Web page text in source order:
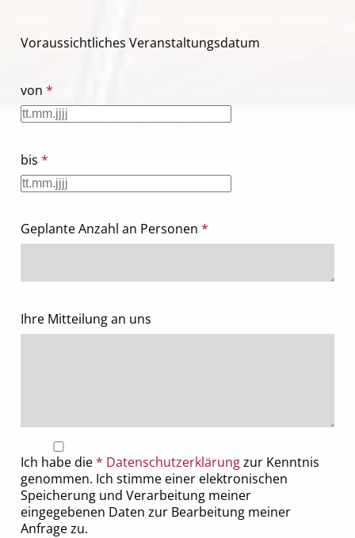
Voraussichtliches Veranstaltungsdatum
von *
bis *
Geplante Anzahl an Personen *
Ihre Mitteilung an uns
Ich habe die* Datenschutzerklärung
genommen. Ich stimme einer elektronischen
Speicherung und Verarbeitung meiner
eingegebenen Daten zur Bearbeitung meiner
Anfrage zu.